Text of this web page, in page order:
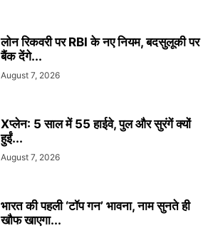
लोन रिकवरी पर RBI के नए नियम, बदसुलूकी पर
बैंक देंगे...
August 7, 2026
Xप्लेन: 5 साल में 55 हाईवे, पुल और सुरंगें क्यों
हुईं...
August 7, 2026
भारत की पहली ‘टॉप गन’ भावना, नाम सुनते ही
खौफ खाएगा...